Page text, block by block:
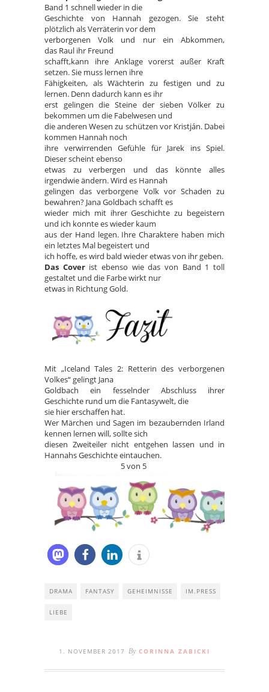
Band 1 schnell wieder in die
Geschichte von Hannah gezogen. Sie steht
plötzlich als Verräterin vor dem
verborgenen Volk und nur ein Abkommen,
das Raul ihr Freund
schafft,kann ihre Anklage vorerst außer Kraft
setzen. Sie muss lernen ihre
Fähigkeiten, als Wächterin zu festigen und zu
lernen. Denn dadurch kann es ihr
erst gelingen die Steine der sieben Völker zu
bekommen um die Fabelwesen und
die anderen Wesen zu schützen vor Kristján. Dabei
kommen Hannah noch
ihre verwirrenden Gefühle für Jarek ins Spiel.
Dieser scheint ebenso
etwas zu verbergen und das könnte alles
irgendwie ändern. Wird es Hannah
gelingen das verborgene Volk vor Schaden zu
bewahren? Jana Goldbach schafft es
wieder mich mit ihrer Geschichte zu begeistern
und ich konnte es wieder kaum
aus der Hand legen. Ihre Charaktere haben mich
ein letztes Mal begeistert und
ich hoffe, es wird bald wieder etwas von ihr geben.
Das Cover ist ebenso wie das von Band 1 toll
gestaltet und die Farbe wirkt nur
etwas in Richtung Gold.
Mit „Iceland Tales 2: Retterin des verborgenen
Volkes“ gelingt Jana
Goldbach ein fesselnder Abschluss ihrer
Geschichte rund um die Fantasywelt, die
sie hier erschaffen hat.
Wer Märchen und Sagen im bezaubernden Irland
kennen lernen will, sollte sich
diesen Zweiteiler nicht entgehen lassen und in
Hannahs Geschichte eintauchen.
5 von 5
DRAMA FANTASY GEHEIMNISSE IM.PRESS
LIEBE
1. NOVEMBER 2017 By CORINNA ZABICKI